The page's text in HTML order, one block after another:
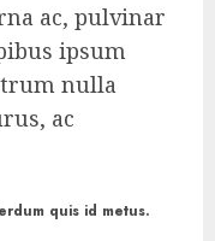
ac, pulvinar
ipsum
nulla
ac
quis id metus.